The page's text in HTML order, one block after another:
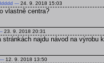
--- 24. 9. 2018 15:03
vlastně centra?
23. 9. 2018 20:31
stránkách najdu návod na výrobu
--- 12. 9. 2018 13:50